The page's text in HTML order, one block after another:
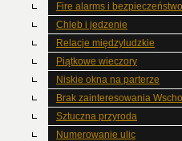
Fire alarms i bezpieczeństwo
Chleb i jedzenie
Relacje międzyludzkie
Piątkowe wieczory
Niskie okna na parterze
Brak zainteresowania
Sztuczna przyroda
Numerowanie ulic